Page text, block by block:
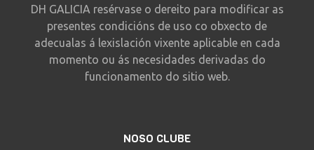
DH GALICIA resérvase o dereito para modificar as
presentes condicións de uso co obxecto de
adecualas á lexislación vixente aplicable en cada
momento ou ás necesidades derivadas do
funcionamento do sitio web.
NOSO CLUBE